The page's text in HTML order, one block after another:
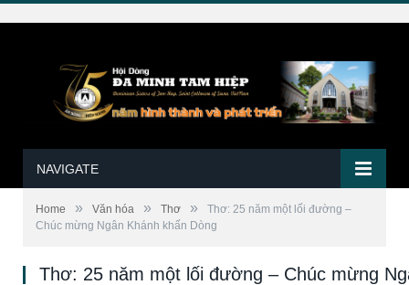
NAVIGATE
Home » Văn hóa » Thơ »
Thơ: 25 năm một lối đường –
Chúc mừng Ngân Khánh khấn Dòng
Thơ: 25 năm một lối đường – Chúc mừng